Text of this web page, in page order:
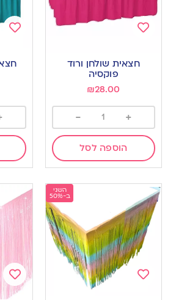
חצאית שולחן ורוד
פוקסיה
₪28.00
+
-
הוספה לסל
השני
ב-50%
Add